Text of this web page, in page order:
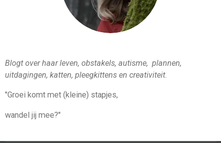
Blogt over haar leven, obstakels, autisme, plannen,
uitdagingen, katten, pleegkittens en creativiteit.
"Groei komt met (kleine) stapjes,
wandel jij mee?"